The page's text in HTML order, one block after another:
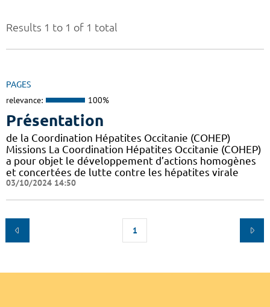
Results 1 to 1 of 1 total
PAGES
relevance: 100%
Présentation
de la Coordination Hépatites Occitanie (COHEP)
Missions La Coordination Hépatites Occitanie (COHEP)
a pour objet le développement d’actions homogènes
et concertées de lutte contre les hépatites virale
03/10/2024 14:50
1